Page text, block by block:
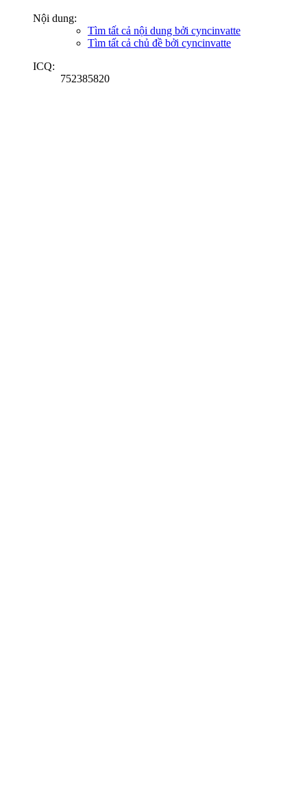
Nội dung:
Tìm tất cả nội dung bởi cyncinvatte
Tìm tất cả chủ đề bởi cyncinvatte
ICQ:
752385820